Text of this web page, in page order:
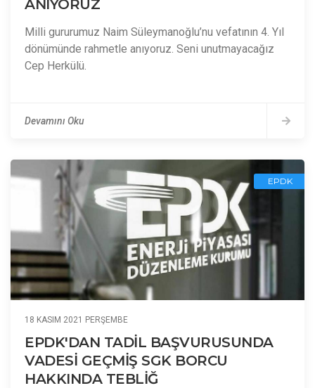
ANIYORUZ
Milli gururumuz Naim Süleymanoğlu’nu vefatının 4. Yıl
dönümünde rahmetle anıyoruz. Seni unutmayacağız
Cep Herkülü.
Devamını Oku
EPDK
18 KASIM 2021 PERŞEMBE
EPDK'DAN TADİL BAŞVURUSUNDA
VADESİ GEÇMİŞ SGK BORCU
HAKKINDA TEBLİĞ